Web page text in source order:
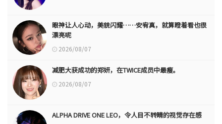
眼神让人心动，美貌闪耀……安宥真，就算瞪着看也很
漂亮呢
2026/08/07
减肥大获成功的郑妍，在TWICE成员中最瘦。
2026/08/07
ALPHA DRIVE ONE LEO，令人目不转睛的视觉存在感